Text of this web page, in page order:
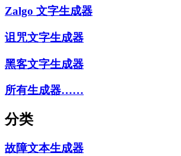
Zalgo 文字生成器
诅咒文字生成器
黑客文字生成器
所有生成器……
分类
故障文本生成器